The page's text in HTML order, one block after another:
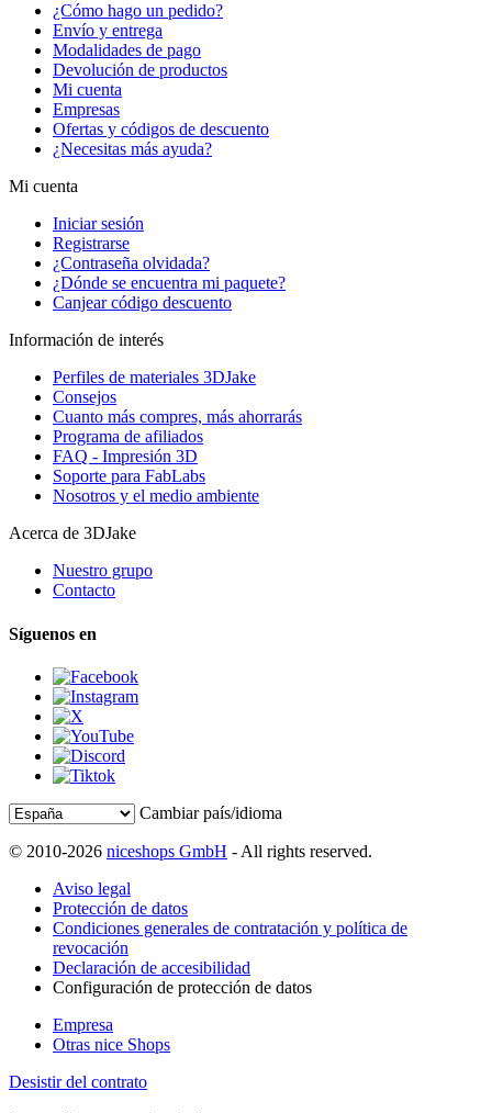
¿Cómo hago un pedido?
Envío y entrega
Modalidades de pago
Devolución de productos
Mi cuenta
Empresas
Ofertas y códigos de descuento
¿Necesitas más ayuda?
Mi cuenta
Iniciar sesión
Registrarse
¿Contraseña olvidada?
¿Dónde se encuentra mi paquete?
Canjear código descuento
Información de interés
Perfiles de materiales 3DJake
Consejos
Cuanto más compres, más ahorrarás
Programa de afiliados
FAQ - Impresión 3D
Soporte para FabLabs
Nosotros y el medio ambiente
Acerca de 3DJake
Nuestro grupo
Contacto
Síguenos en
Cambiar país/idioma
© 2010-2026 niceshops GmbH - All rights reserved.
Aviso legal
Protección de datos
Condiciones generales de contratación y política de
revocación
Declaración de accesibilidad
Configuración de protección de datos
Empresa
Otras nice Shops
Desistir del contrato